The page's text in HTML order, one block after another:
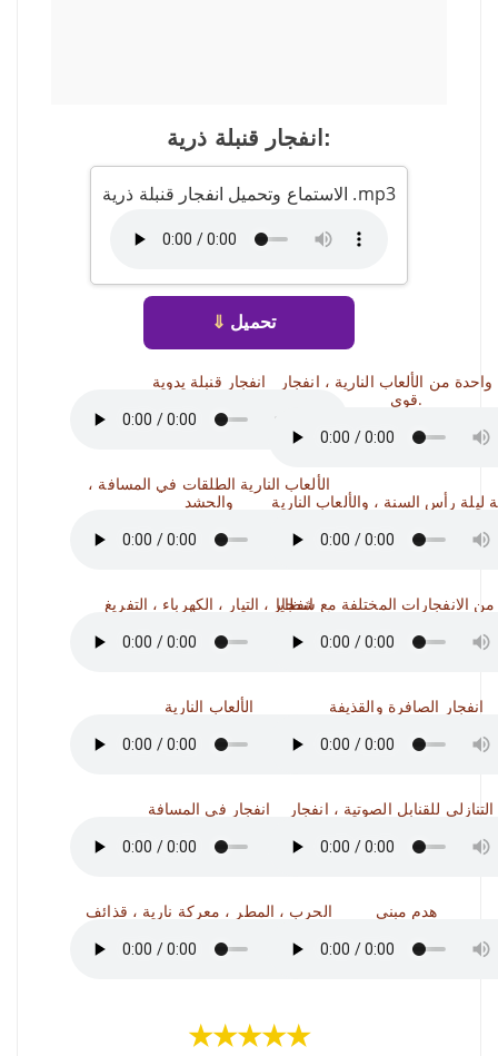
انفجار قنبلة ذرية:
الاستماع وتحميل انفجار قنبلة ذرية .mp3
⇓ تحميل
انفجار قنبلة يدوية
الألعاب النارية الطلقات في المسافة ،
والحشد
انفجار ، التيار ، الكهرباء ، التفريغ
الألعاب النارية
انفجار في المسافة
الحرب ، المطر ، معركة نارية ، قذائف
من الألعاب النارية ، انفجار
قوي.
من الانفجارات المختلفة مع شظايا
انفجار الصافرة والقذيفة
للقنابل الصوتية ، انفجار
هدم مبنى
★★★★★